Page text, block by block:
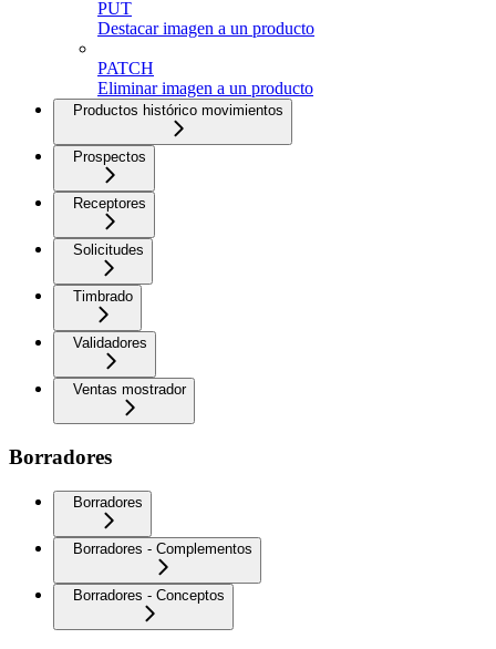
PUT
Destacar imagen a un producto
PATCH
Eliminar imagen a un producto
Productos histórico movimientos
Prospectos
Receptores
Solicitudes
Timbrado
Validadores
Ventas mostrador
Borradores
Borradores
Borradores - Complementos
Borradores - Conceptos